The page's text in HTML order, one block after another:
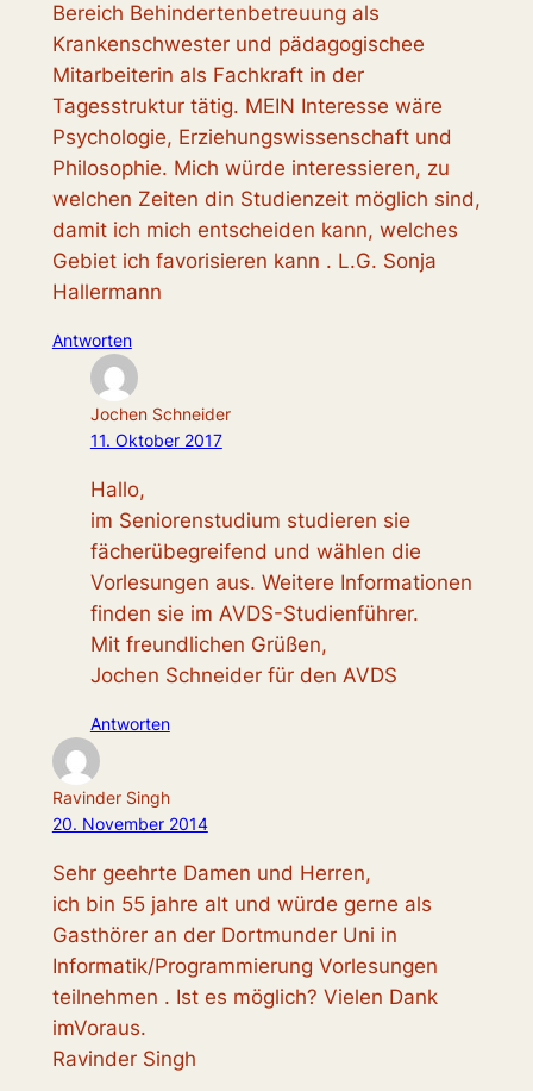
Bereich Behindertenbetreuung als
Krankenschwester und pädagogischee
Mitarbeiterin als Fachkraft in der
Tagesstruktur tätig. MEIN Interesse wäre
Psychologie, Erziehungswissenschaft und
Philosophie. Mich würde interessieren, zu
welchen Zeiten din Studienzeit möglich sind,
damit ich mich entscheiden kann, welches
Gebiet ich favorisieren kann . L.G. Sonja
Hallermann
Antworten
Jochen Schneider
11. Oktober 2017
Hallo,
im Seniorenstudium studieren sie
fächerübegreifend und wählen die
Vorlesungen aus. Weitere Informationen
finden sie im AVDS-Studienführer.
Mit freundlichen Grüßen,
Jochen Schneider für den AVDS
Antworten
Ravinder Singh
20. November 2014
Sehr geehrte Damen und Herren,
ich bin 55 jahre alt und würde gerne als
Gasthörer an der Dortmunder Uni in
Informatik/Programmierung Vorlesungen
teilnehmen . Ist es möglich? Vielen Dank
imVoraus.
Ravinder Singh